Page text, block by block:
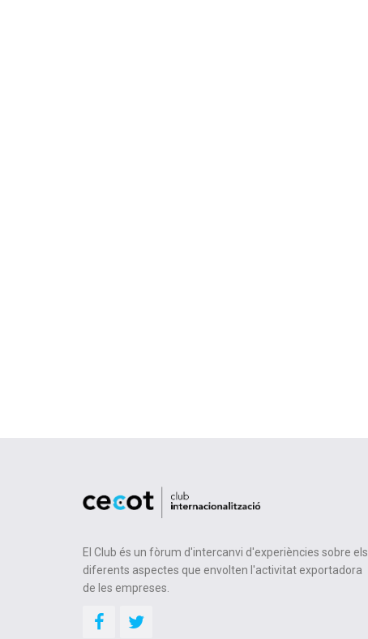
El Club és un fòrum d'intercanvi d'experiències sobre els
diferents aspectes que envolten l'activitat exportadora
de les empreses.